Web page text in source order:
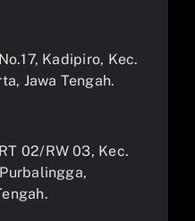
Kadipiro, Kec.
Jawa Tengah.
02/RW 03, Kec.